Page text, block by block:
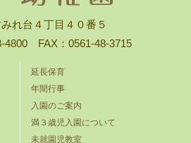
れ台４丁目４０番５
4800 FAX：0561-48-3715
延長保育
年間行事
入園のご案内
満３歳児入園について
未就園児教室